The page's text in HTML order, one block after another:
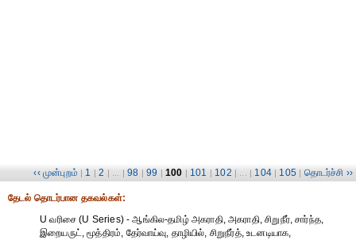
‹‹ முன்புறம் | 1 | 2 | ... | 98 | 99 | 100 | 101 | 102 | ... | 104 | 105 | தொடர்ச்சி ››
தேட‌ல் தொட‌ர்பான தகவ‌ல்க‌ள்:
U வரிசை (U Series) - ஆங்கில-தமிழ் அகராதி, அகராதி, சிறுநீர், சார்ந்த,
இறையருட், மூத்திரம், தேர்வாய்வு, தாழியில், சிறுநீர்த், உடனடியாக,